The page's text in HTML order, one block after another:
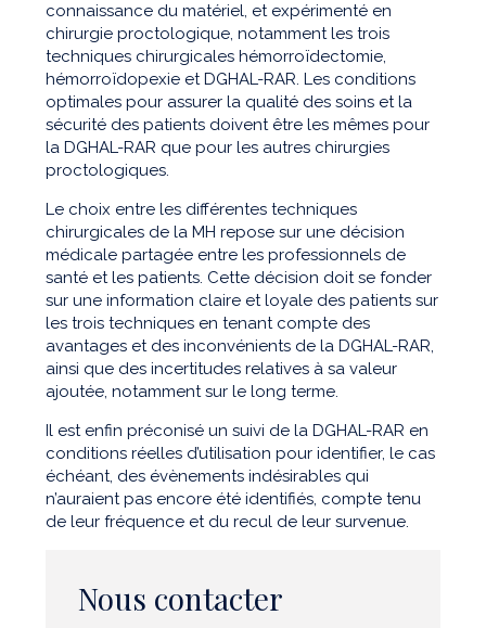
connaissance du matériel, et expérimenté en
chirurgie proctologique, notamment les trois
techniques chirurgicales hémorroïdectomie,
hémorroïdopexie et DGHAL-RAR. Les conditions
optimales pour assurer la qualité des soins et la
sécurité des patients doivent être les mêmes pour
la DGHAL-RAR que pour les autres chirurgies
proctologiques.
Le choix entre les différentes techniques
chirurgicales de la MH repose sur une décision
médicale partagée entre les professionnels de
santé et les patients. Cette décision doit se fonder
sur une information claire et loyale des patients sur
les trois techniques en tenant compte des
avantages et des inconvénients de la DGHAL-RAR,
ainsi que des incertitudes relatives à sa valeur
ajoutée, notamment sur le long terme.
Il est enfin préconisé un suivi de la DGHAL-RAR en
conditions réelles d’utilisation pour identifier, le cas
échéant, des évènements indésirables qui
n’auraient pas encore été identifiés, compte tenu
de leur fréquence et du recul de leur survenue.
Nous contacter